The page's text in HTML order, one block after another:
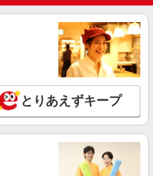
詳細を見る
がい者施設で軽作業の見守
！
円 ＜日払い有/週払い有/交
とりあえずキープ